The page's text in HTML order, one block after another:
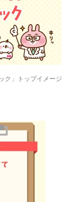
ク」トップイメージ